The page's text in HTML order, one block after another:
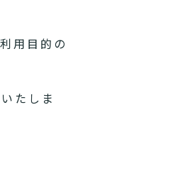
用目的の
たしま